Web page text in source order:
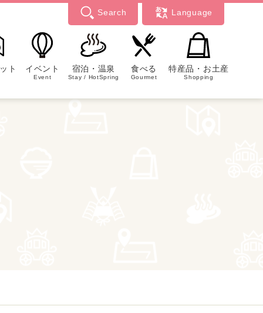
Search Language
ト イベント
Event
宿泊・温泉
Stay / HotSpring
食べる
Gourmet
特産品・お土産
Shopping